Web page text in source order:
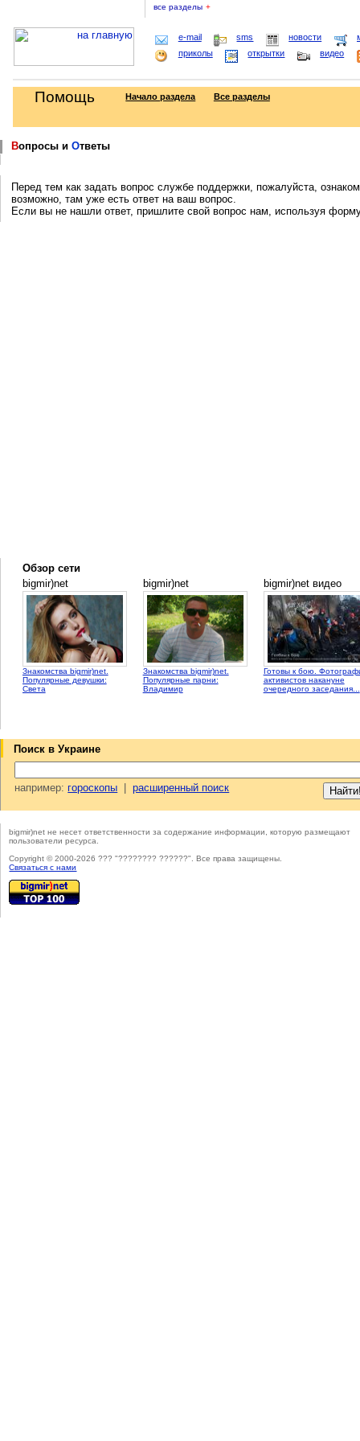
все разделы +
e-mail sms новости
приколы
открытки видео
Помощь Начало раздела Все разделы
Вопросы иОтветы
Перед тем как задать вопрос службе поддержки, пожалуйста,
возможно, там уже есть ответ на ваш вопрос.
Если вы не нашли ответ, пришлите свой вопрос нам, используя
Обзор сети
bigmir)net
Знакомства bigmir)net.
Популярные девушки:
Света
bigmir)net
Знакомства bigmir)net.
Популярные парни:
Владимир
bigmir)net видео
Готовы к бою.
активистов накануне
очередного заседания...
Поиск в Украине
например:гороскопы |расширенный поиск
bigmir)net не несет ответственности за содержание информации, которую размещают
пользователи ресурса.
Copyright © 2000-2026 ??? "???????? ??????". Все права защищены.
Cвязаться с нами